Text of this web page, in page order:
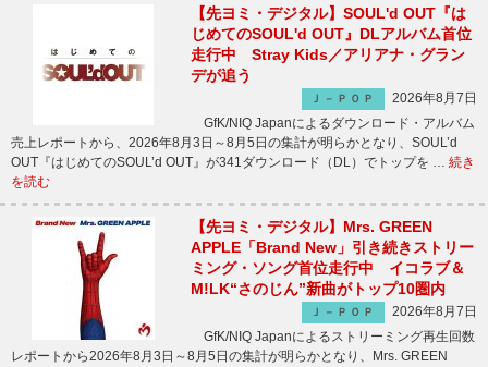
【先ヨミ・デジタル】SOUL'd OUT『は
じめてのSOUL'd OUT』DLアルバム首位
走行中 Stray Kids／アリアナ・グラン
デが追う
Ｊ－ＰＯＰ
2026年8月7日
GfK/NIQ Japanによるダウンロード・アルバム
売上レポートから、2026年8月3日～8月5日の集計が明らかとなり、SOUL’d
OUT『はじめてのSOUL’d OUT』が341ダウンロード（DL）でトップを … 続き
を読む
【先ヨミ・デジタル】Mrs. GREEN
APPLE「Brand New」引き続きストリー
ミング・ソング首位走行中 イコラブ＆
M!LK“さのじん”新曲がトップ10圏内
Ｊ－ＰＯＰ
2026年8月7日
GfK/NIQ Japanによるストリーミング再生回数
レポートから2026年8月3日～8月5日の集計が明らかとなり、Mrs. GREEN